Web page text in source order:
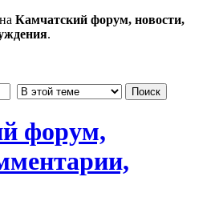
Камчатский форум, новости,
.